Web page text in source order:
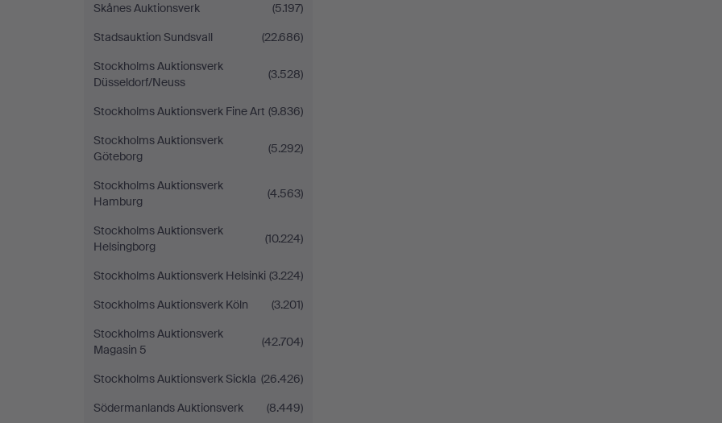
Skånes Auktionsverk
(5.197)
Stadsauktion Sundsvall
(22.686)
Stockholms Auktionsverk
Düsseldorf/Neuss
(3.528)
Stockholms Auktionsverk Fine Art (9.836)
Stockholms Auktionsverk
Göteborg
(5.292)
Stockholms Auktionsverk
Hamburg
(4.563)
Stockholms Auktionsverk
Helsingborg
(10.224)
Stockholms Auktionsverk Helsinki (3.224)
Stockholms Auktionsverk Köln
(3.201)
Stockholms Auktionsverk
Magasin 5
(42.704)
Stockholms Auktionsverk Sickla (26.426)
Södermanlands Auktionsverk
(8.449)